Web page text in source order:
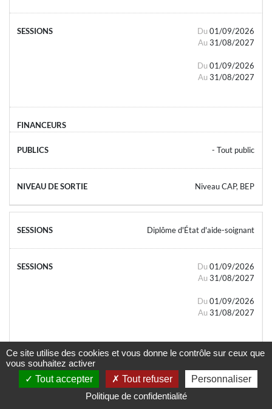
Du 01/09/2026
Au 31/08/2027
Du 01/09/2026
Au 31/08/2027
- Tout public
Niveau CAP, BEP
Diplôme d'État d'aide-soignant
Du 01/09/2026
Au 31/08/2027
Du 01/09/2026
Au 31/08/2027
- Tout public
Ce site utilise des cookies et vous donne le contrôle sur ceux que
vous souhaitez activer
Tout accepter
Tout refuser
Personnaliser
Politique de confidentialité